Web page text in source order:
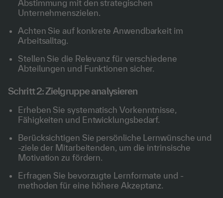
Abstimmung mit den strategischen
Unternehmenszielen.
Achten Sie auf konkrete Anwendbarkeit im
Arbeitsalltag.
Stellen Sie die Relevanz für verschiedene
Abteilungen und Funktionen sicher.
Schritt 2: Zielgruppe analysieren
Erheben Sie systematisch Vorkenntnisse,
Fähigkeiten und Entwicklungsbedarf.
Berücksichtigen Sie persönliche Lernwünsche und
-ziele der Mitarbeitenden, um die intrinsische
Motivation zu fördern.
Erfragen Sie bevorzugte Lernformate und -
methoden für eine höhere Akzeptanz.